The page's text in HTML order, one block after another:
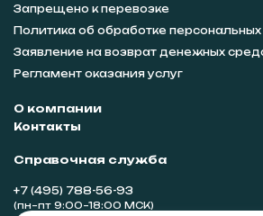
Запрещено к перевозке
Политика об обработке
Заявление на возврат денежных
Регламент оказания услуг
О компании
Контакты
Справочная служба
+7 (495) 788-56-93
(пн–пт 9:00–18:00 МСК)